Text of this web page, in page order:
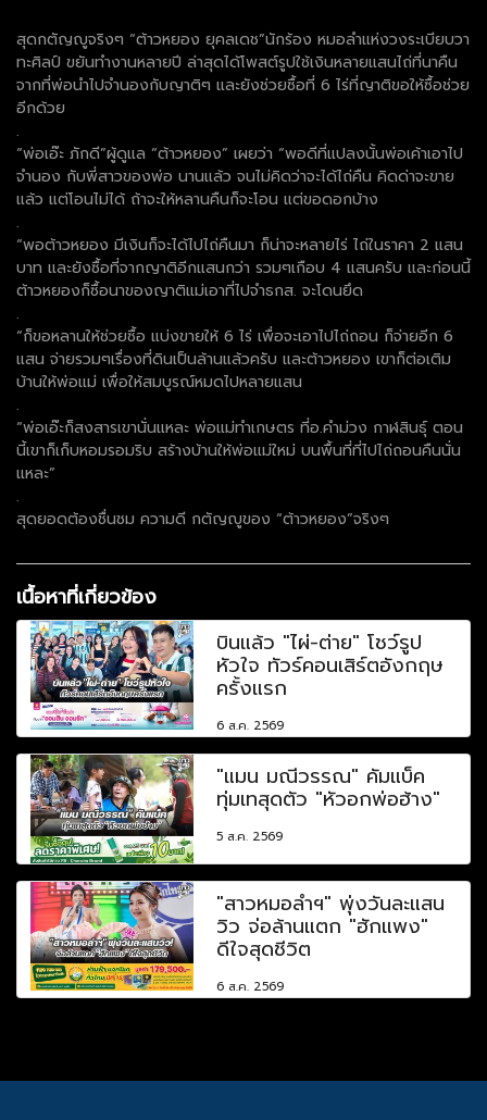
สุดกตัญญูจริงๆ “ต้าวหยอง ยุคลเดช”นักร้อง หมอลำแห่งวงระเบียบวา
ทะศิลป์ ขยันทำงานหลายปี ล่าสุดได้โพสต์รูปใช้เงินหลายแสนไถ่ที่นาคืน
จากที่พ่อนำไปจำนองกับญาติๆ และยังช่วยซื้อที่ 6 ไร่ที่ญาติขอให้ซื้อช่วย
อีกด้วย
.
“พ่อเอ๊ะ ภักดี”ผู้ดูแล “ต้าวหยอง” เผยว่า “พอดีที่แปลงนั้นพ่อเค้าเอาไป
จำนอง กับพี่สาวของพ่อ นานแล้ว จนไม่คิดว่าจะได้ไถ่คืน คิดด่าจะขาย
แล้ว แต่โอนไม่ได้ ถ้าจะให้หลานคืนก็จะโอน แต่ขอดอกบ้าง
.
“พอต้าวหยอง มีเงินก็จะได้ไปไถ่คืนมา ก็น่าจะหลายไร่ ไถ่ในราคา 2 แสน
บาท และยังซื้อที่จากญาติอีกแสนกว่า รวมๆเกือบ 4 แสนครับ และก่อนนี้
ต้าวหยองก็ซื้อนาของญาติแม่เอาที่ไปจำธกส. จะโดนยึด
.
“ก็ขอหลานให้ช่วยซื้อ แบ่งขายให้ 6 ไร่ เพื่อจะเอาไปไถ่ถอน ก็จ่ายอีก 6
แสน จ่ายรวมๆเรื่องที่ดินเป็นล้านแล้วครับ และต้าวหยอง เขาก็ต่อเติม
บ้านให้พ่อแม่ เพื่อให้สมบูรณ์หมดไปหลายแสน
.
“พ่อเอ๊ะก็สงสารเขานั่นแหละ พ่อแม่ทำเกษตร ที่อ.คำม่วง กาฬสินธุ์ ตอน
นี้เขาก็เก็บหอมรอมริบ สร้างบ้านให้พ่อแม่ใหม่ บนพื้นที่ที่ไปไถ่ถอนคืนนั่น
แหละ”
.
สุดยอดต้องชื่นชม ความดี กตัญญูของ “ต้าวหยอง”จริงๆ
เนื้อหาที่เกี่ยวข้อง
บินแล้ว "ไผ่-ต่าย" โชว์รูป
หัวใจ ทัวร์คอนเสิร์ตอังกฤษ
ครั้งแรก
6 ส.ค. 2569
"แมน มณีวรรณ" คัมแบ็ค
ทุ่มเทสุดตัว "หัวอกพ่อฮ้าง"
5 ส.ค. 2569
"สาวหมอลำฯ" พุ่งวันละแสน
วิว จ่อล้านแตก "ฮักแพง"
ดีใจสุดชีวิต
6 ส.ค. 2569